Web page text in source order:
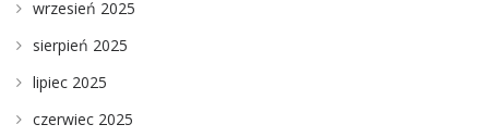
wrzesień 2025
sierpień 2025
lipiec 2025
czerwiec 2025